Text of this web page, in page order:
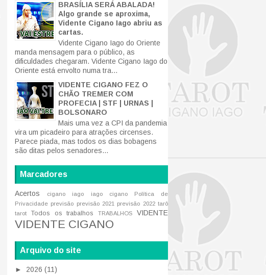
BRASÍLIA SERÁ ABALADA!
Algo grande se aproxima,
Vidente Cigano Iago abriu as
cartas.
Vidente Cigano Iago do Oriente
manda mensagem para o público, as
dificuldades chegaram. Vidente Cigano Iago do
Oriente está envolto numa tra...
VIDENTE CIGANO FEZ O
CHÃO TREMER COM
PROFECIA | STF | URNAS |
BOLSONARO
Mais uma vez a CPI da pandemia
vira um picadeiro para atrações circenses.
Parece piada, mas todos os dias bobagens
são ditas pelos senadores...
Marcadores
Acertos cigano iago iago cigano
Política de
Privacidade previsão previsão 2021 previsão 2022 tarô
tarot
Todos os trabalhos TRABALHOS VIDENTE
VIDENTE CIGANO
Arquivo do site
► 2026 (11)